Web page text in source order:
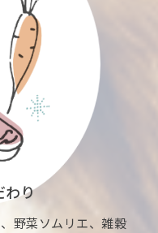
わり
野菜ソムリエ、雑穀